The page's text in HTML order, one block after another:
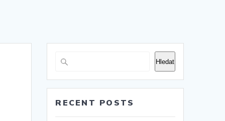
Hledat
RECENT POSTS